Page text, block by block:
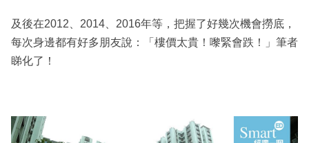
及後在2012、2014、2016年等，把握了好幾次機會撈底，
每次身邊都有好多朋友說：「樓價太貴！嚟緊會跌！」筆者
睇化了！